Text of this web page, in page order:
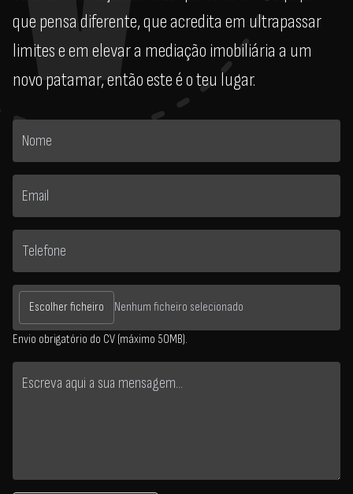
que pensa diferente, que acredita em ultrapassar
limites e em elevar a mediação imobiliária a um
novo patamar, então este é o teu lugar.
Escolher ficheiro Nenhum ficheiro selecionado
Envio obrigatório do CV (máximo 50MB).